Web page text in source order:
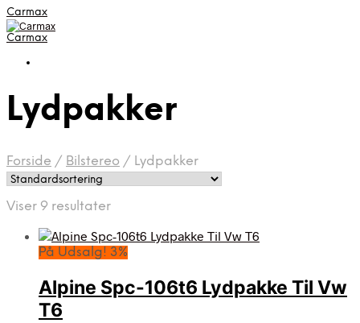
Carmax
Carmax
Lydpakker
Forside / Bilstereo / Lydpakker
Viser 9 resultater
På Udsalg! 3%
Alpine Spc-106t6 Lydpakke Til Vw
T6